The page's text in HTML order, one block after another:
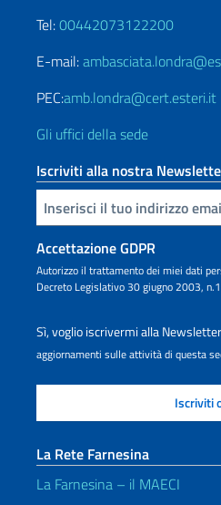
Tel:00442073122200
E-mail:
PEC:amb.londra@cert.esteri.it
Gli uffici della sede
Iscriviti alla nostra
Inserisci la tua email
Accettazione GDPR
Autorizzo il trattamento dei miei dati
Decreto Legislativo 30 giugno 2003,
Sì, voglio iscrivermi alla
aggiornamenti sulle attività di questa
La Rete Farnesina
La Farnesina – il MAECI